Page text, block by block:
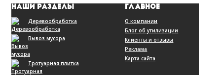
НАШИ РАЗДЕЛЫ
Деревообработка
Вывоз мусора
Тротуарная плитка
ГЛАВНОЕ
О компании
Блог об утилизации
Клиенты и отзывы
Реклама
Карта сайта